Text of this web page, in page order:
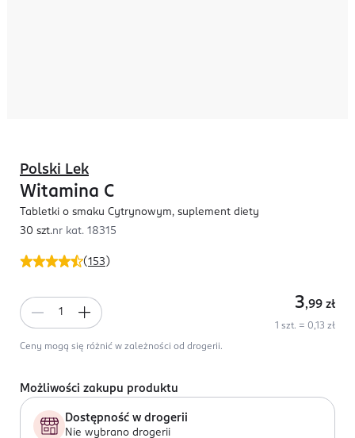
(153 )
Polski Lek
Witamina C
Tabletki o smaku Cytrynowym, suplement diety
30 szt.nr kat. 18315
3,99 zł
1 szt. = 0,13 zł
Ceny mogą się różnić w zależności od drogerii.
Możliwości zakupu produktu
Dostępność w drogerii
Nie wybrano drogerii